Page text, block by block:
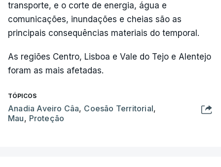
transporte, e o corte de energia, água e
comunicações, inundações e cheias são as
principais consequências materiais do temporal.
As regiões Centro, Lisboa e Vale do Tejo e Alentejo
foram as mais afetadas.
TÓPICOS
Anadia Aveiro Câa, Coesão Territorial,
Mau, Proteção